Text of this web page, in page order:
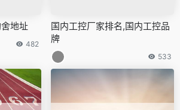
地址
482
国内工控厂家排名,国内工控品
牌
533